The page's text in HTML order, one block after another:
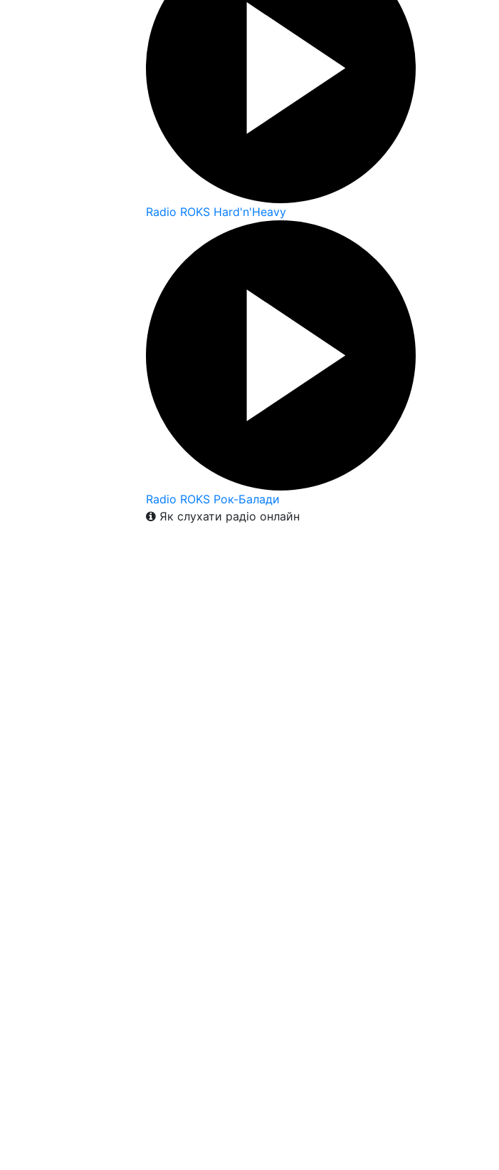
Radio ROKS Hard'n'Heavy
Radio ROKS Рок-Балади
Як слухати радіо онлайн